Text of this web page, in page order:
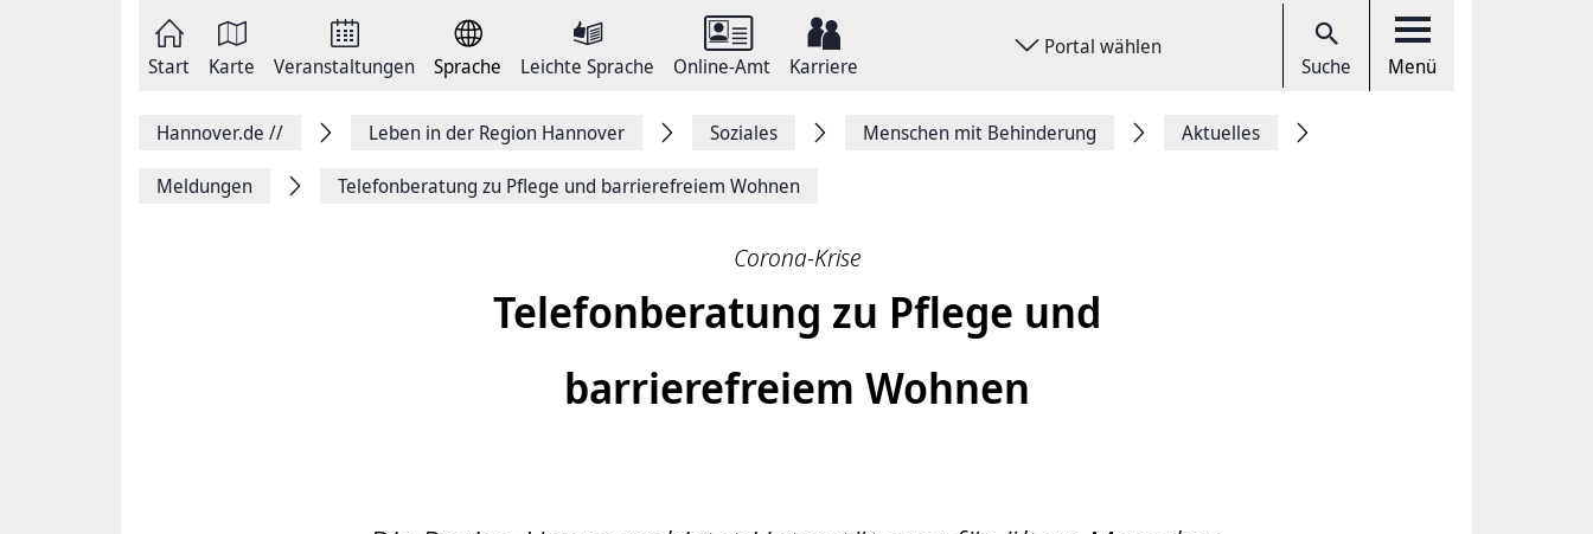
Start Karte Veranstaltungen Sprache Leichte Sprache Online-Amt Karriere
Portal wählen
Suche Menü
Hannover.de // Leben in der Region Hannover Soziales Menschen mit Behinderung Aktuelles
Meldungen Telefonberatung zu Pflege und barrierefreiem Wohnen
Corona-Krise
Telefonberatung zu Pflege und
barrierefreiem Wohnen